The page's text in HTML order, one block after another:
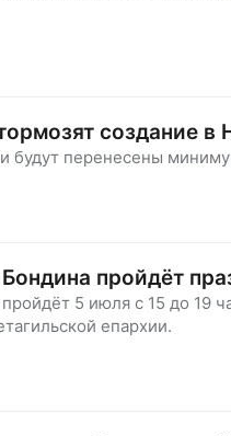
создание
будут перенесены
пройдёт
5 июля с 15 до 19
епархии.